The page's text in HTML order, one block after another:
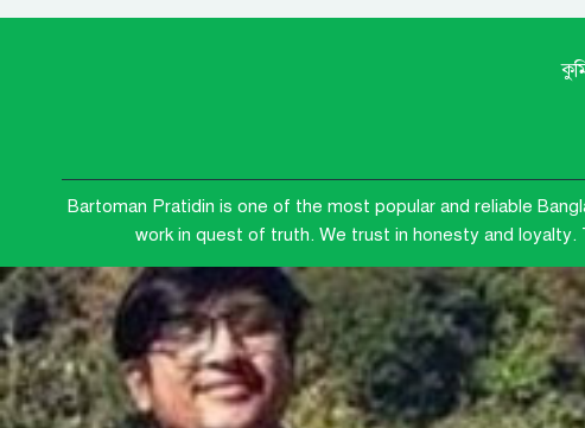
Bartoman Pratidin is one of the most popular and reliable
work in quest of truth. We trust in honesty and